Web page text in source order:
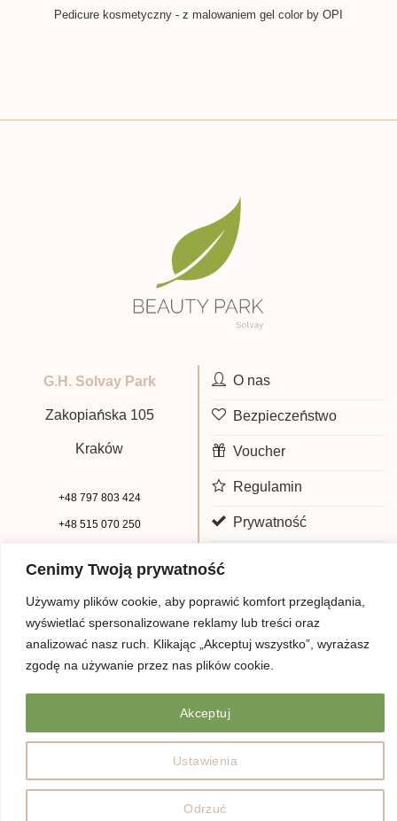
Cenimy Twoją prywatność
Używamy plików cookie, aby poprawić komfort przeglądania,
wyświetlać spersonalizowane reklamy lub treści oraz
analizować nasz ruch. Klikając „Akceptuj wszystko”, wyrażasz
zgodę na używanie przez nas plików cookie.
Ustawienia
Odrzuć
Akceptuj
Pedicure kosmetyczny - z malowaniem gel color by OPI
G.H. Solvay Park
Zakopiańska 105
Kraków
+48 797 803 424
+48 515 070 250
O nas
Bezpieczeństwo
Voucher
Regulamin
Prywatność
© Copyright 2026 | Beauty Park
Web Design